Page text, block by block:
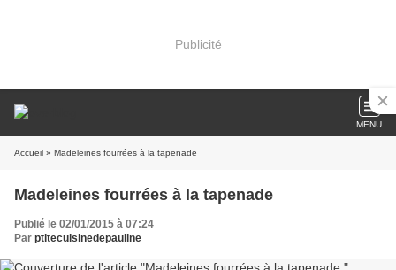
Publicité
MENU
Accueil » Madeleines fourrées à la tapenade
Madeleines fourrées à la tapenade
Publié le 02/01/2015 à 07:24
Par ptitecuisinedepauline